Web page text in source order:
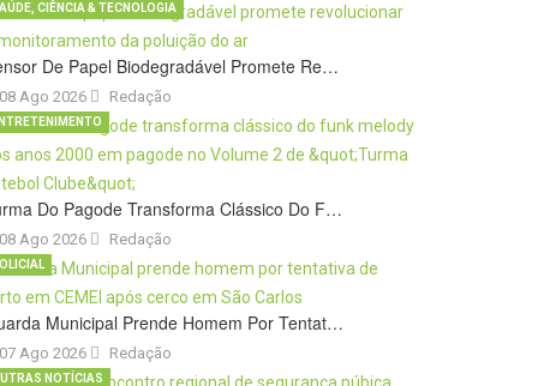
De Papel Biodegradável Promete Re…
08 Ago 2026
CIÊNCIA & TECNOLOGIA
Redação
Do Pagode Transforma Clássico Do F…
08 Ago 2026 Redação
Municipal Prende Homem Por Tentat…
07 Ago 2026 Redação
NOTÍCIAS